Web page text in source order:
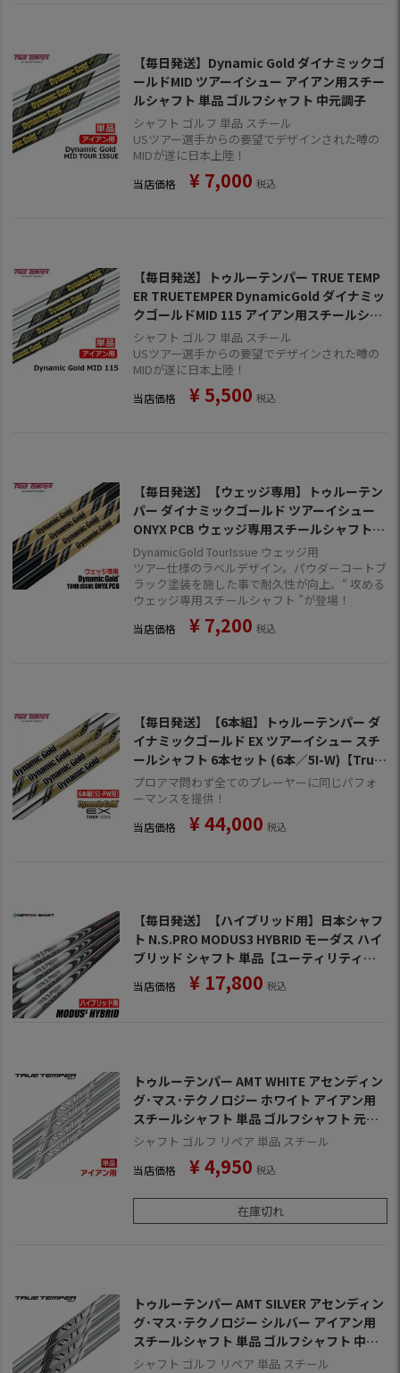
【毎日発送】Dynamic Gold ダイナミックゴ
ールドMID ツアーイシュー アイアン用スチー
ルシャフト 単品 ゴルフシャフト 中元調子
シャフト ゴルフ 単品 スチール
USツアー選手からの要望でデザインされた噂の
MIDが遂に日本上陸！
当店価格 ¥ 7,000 税込
【毎日発送】トゥルーテンパー TRUE TEMP
ER TRUETEMPER DynamicGold ダイナミッ
クゴールドMID 115 アイアン用スチールシャ
フト 単品 ゴルフシャフト 中調子
シャフト ゴルフ 単品 スチール
USツアー選手からの要望でデザインされた噂の
MIDが遂に日本上陸！
当店価格 ¥ 5,500 税込
【毎日発送】【ウェッジ専用】トゥルーテン
パー ダイナミックゴールド ツアーイシュー
ONYX PCB ウェッジ専用スチールシャフト 3
7.0inch
DynamicGold TourIssue ウェッジ用
ツアー仕様のラベルデザイン。パウダーコートブ
ラック塗装を施した事で耐久性が向上。“ 攻める
ウェッジ専用スチールシャフト ”が登場！
当店価格 ¥ 7,200 税込
【毎日発送】【6本組】トゥルーテンパー ダ
イナミックゴールド EX ツアーイシュー スチ
ールシャフト 6本セット (6本／5I-W)【True
Temper】【DynamicGold】【TourIssu
e】【ゴルフ】【シャフト】
プロアマ問わず全てのプレーヤーに同じパフォ
ーマンスを提供！
当店価格 ¥44,000 税込
【毎日発送】【ハイブリッド用】日本シャフ
ト N.S.PRO MODUS3 HYBRID モーダス ハイ
ブリッド シャフト 単品【ユーティリティ専
用】【スチールとカーボンのハイブリッド構
造】【モーダス】
当店価格 ¥ 17,800 税込
トゥルーテンパー AMT WHITE アセンディン
グ･マス･テクノロジー ホワイト アイアン用
スチールシャフト 単品 ゴルフシャフト 元調
子
シャフト ゴルフ リペア 単品 スチール
当店価格 ¥4,950 税込
在庫切れ
トゥルーテンパー AMT SILVER アセンディン
グ･マス･テクノロジー シルバー アイアン用
スチールシャフト 単品 ゴルフシャフト 中元
調子
シャフト ゴルフ リペア 単品 スチール